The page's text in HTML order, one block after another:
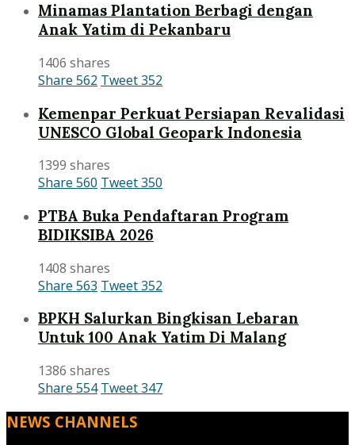
Minamas Plantation Berbagi dengan
Anak Yatim di Pekanbaru
1406 shares
Share 562 Tweet352
Kemenpar Perkuat Persiapan Revalidasi
UNESCO Global Geopark Indonesia
1399 shares
Share 560 Tweet350
PTBA Buka Pendaftaran Program
BIDIKSIBA 2026
1408 shares
Share 563 Tweet352
BPKH Salurkan Bingkisan Lebaran
Untuk 100 Anak Yatim Di Malang
1386 shares
Share 554 Tweet347
NEWS CHANNELS